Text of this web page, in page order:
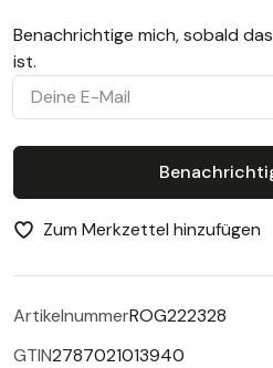
Benachrichtige mich, sobald
ist.
Deine E-Mail
Zum Merkzettel hinzufügen
ArtikelnummerROG222328
GTIN2787021013940